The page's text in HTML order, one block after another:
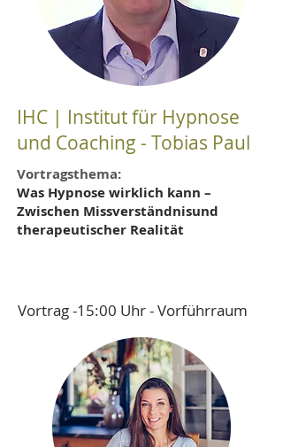
IHC | Institut für Hypnose
und Coaching - Tobias Paul
Vortragsthema:
Was Hypnose wirklich kann –
Zwischen Missverständnisund
therapeutischer Realität
Vortrag -15:00 Uhr - Vorführraum